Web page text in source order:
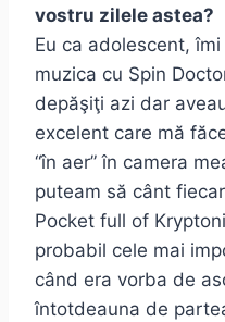
vostru zilele astea?
Eu ca adolescent,
muzica cu Spin
depăşiţi azi dar
excelent care mă
“în aer” în camera
puteam să cânt
Pocket full of
probabil cele mai
când era vorba de
întotdeauna de